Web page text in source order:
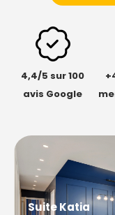
4,4/5 sur 100
avis Google
Suite Katia